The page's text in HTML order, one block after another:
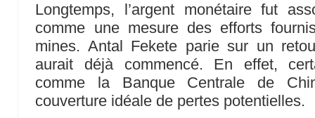
Longtemps, l’argent monétaire fut
comme une mesure des efforts
mines. Antal Fekete parie sur un
aurait déjà commencé. En effet,
comme la Banque Centrale de
couverture idéale de pertes potentielles.